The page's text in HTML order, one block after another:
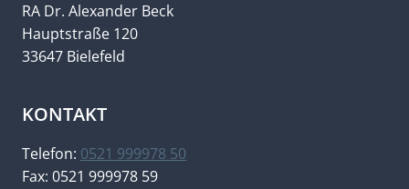
RA Dr. Alexander Beck
Hauptstraße 120
33647 Bielefeld
KONTAKT
Telefon: 0521 999978 50
Fax: 0521 999978 59